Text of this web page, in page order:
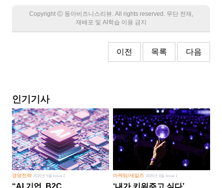
Copyright Ⓒ 동아비즈니스리뷰. All rights reserved. 무단 전재,
재배포 및 AI학습 이용 금지
이전 목록 다음
인기기사
경영전략 2026년 5월 Issue 2
“AI 기업, B2C
마케팅/세일즈 2026년 8월 Issue 1
‘내가 키워주고 싶다’